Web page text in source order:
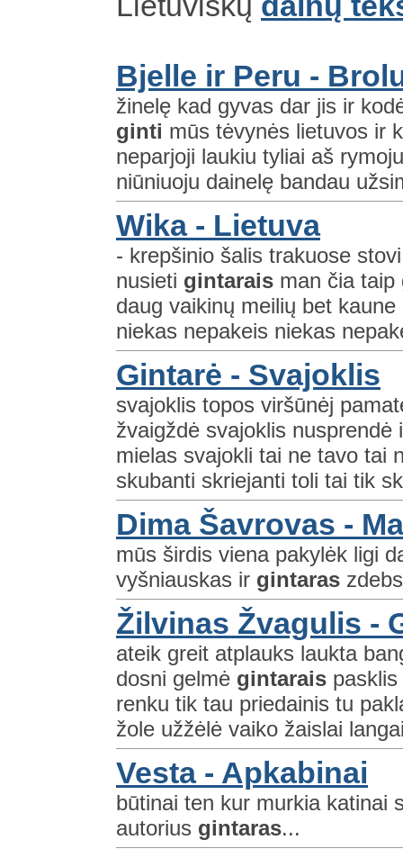
Bjelle ir Peru -
žinelę kad gyvas dar jis ir
ginti mūs tėvynės lietuvos ir
neparjoji laukiu tyliai aš
niūniuoju dainelę bandau
Wika - Lietuva
- krepšinio šalis trakuose
nusieti gintarais man čia taip
daug vaikinų meilių bet
niekas nepakeis niekas
Gintarė - Svajoklis
svajoklis topos viršūnėj
žvaigždė svajoklis
mielas svajokli tai ne tavo tai
skubanti skriejanti toli tai tik
Dima Šavrovas -
mūs širdis viena pakylėk ligi
vyšniauskas ir gintaras
Žilvinas Žvagulis -
ateik greit atplauks laukta
dosni gelmė gintarais
renku tik tau priedainis tu
žole užžėlė vaiko žaislai
Vesta - Apkabinai
būtinai ten kur murkia katinai
autorius gintaras...